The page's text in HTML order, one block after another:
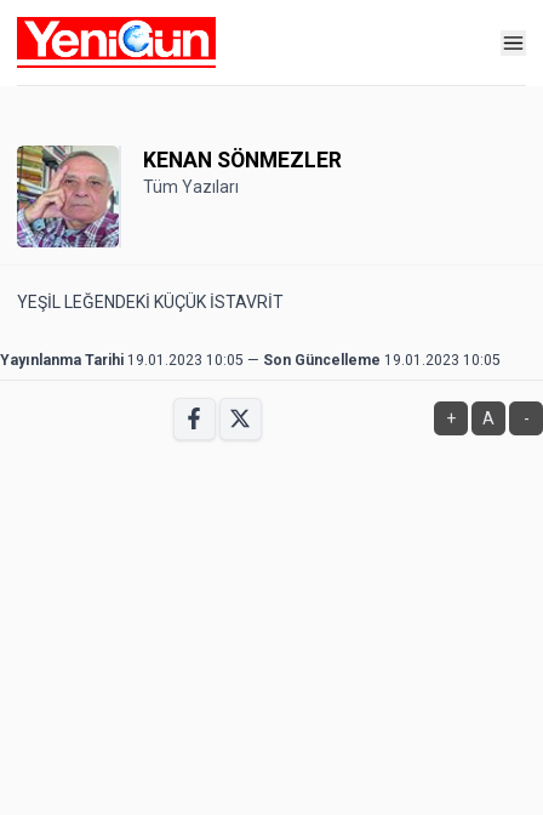
KENAN SÖNMEZLER
Tüm Yazıları
YEŞİL LEĞENDEKİ KÜÇÜK İSTAVRİT
Yayınlanma Tarihi 19.01.2023 10:05 — Son Güncelleme 19.01.2023 10:05
+ A -